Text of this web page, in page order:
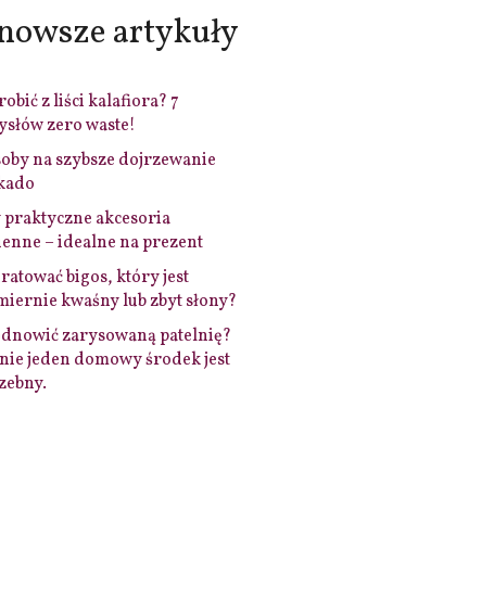
artykuły
z liści kalafiora? 7
zero waste!
na szybsze dojrzewanie
akcesoria
– idealne na prezent
bigos, który jest
kwaśny lub zbyt słony?
zarysowaną patelnię?
jeden domowy środek jest